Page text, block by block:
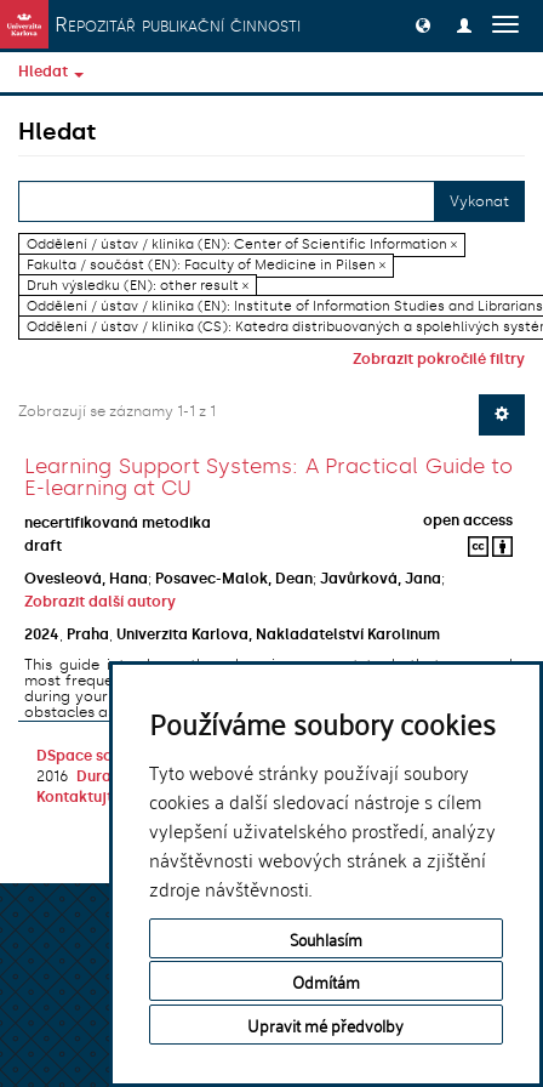
Používáme soubory cookies
Tyto webové stránky používají soubory
cookies a další sledovací nástroje s cílem
vylepšení uživatelského prostředí, analýzy
návštěvnosti webových stránek a zjištění
zdroje návštěvnosti.
Souhlasím
Odmítám
Upravit mé předvolby
Přeskočit na obsah
Repozitář publikační činnosti
Hledat
Hledat
Vykonat
Oddělení / ústav / klinika (EN): Center of Scientific Information ×
Fakulta / součást (EN): Faculty of Medicine in Pilsen ×
Druh výsledku (EN): other result ×
Oddělení / ústav / klinika (EN): Institute of Information Studies and
Oddělení / ústav / klinika (CS): Katedra distribuovaných a spolehlivých
Zobrazit pokročilé filtry
Zobrazují se záznamy 1-1 z 1
Learning Support Systems: A Practical Guide to
E-learning at CU
necertifikovaná metodika
open access
draft
Ovesleová, Hana; Posavec-Malok, Dean; Javůrková, Jana;
Zobrazit další autory
2024
Praha Univerzita Karlova, Nakladatelství Karolinum
This guide introduces the e-learning support tools that are used
most frequently at Charles University and that you may encounter
during your studies. It will also help you to avoid the most common
obstacles associated ...
DSpace software
2016
DuraSpace
Kontaktujte nás |Vyjádření názoru